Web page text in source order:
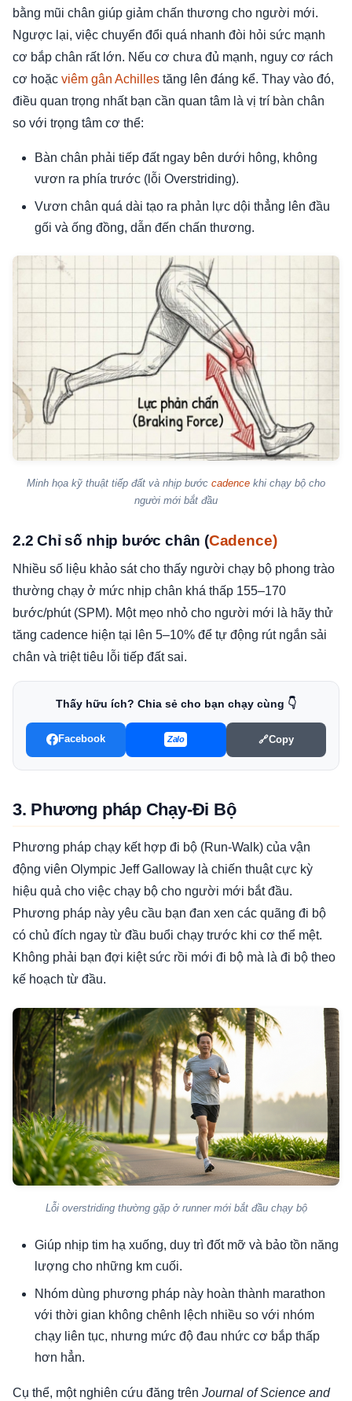
bằng mũi chân giúp giảm chấn thương cho người mới.
Ngược lại, việc chuyển đổi quá nhanh đòi hỏi sức mạnh
cơ bắp chân rất lớn. Nếu cơ chưa đủ mạnh, nguy cơ rách
cơ hoặc viêm gân Achilles tăng lên đáng kể. Thay vào đó,
điều quan trọng nhất bạn cần quan tâm là vị trí bàn chân
so với trọng tâm cơ thể:
Bàn chân phải tiếp đất ngay bên dưới hông, không
vươn ra phía trước (lỗi Overstriding).
Vươn chân quá dài tạo ra phản lực dội thẳng lên đầu
gối và ống đồng, dẫn đến chấn thương.
Minh họa kỹ thuật tiếp đất và nhịp bước cadence khi chạy bộ cho
người mới bắt đầu
2.2 Chỉ số nhịp bước chân (Cadence)
Nhiều số liệu khảo sát cho thấy người chạy bộ phong trào
thường chạy ở mức nhịp chân khá thấp 155–170
bước/phút (SPM). Một mẹo nhỏ cho người mới là hãy thử
tăng cadence hiện tại lên 5–10% để tự động rút ngắn sải
chân và triệt tiêu lỗi tiếp đất sai.
Thấy hữu ích? Chia sẻ cho bạn chạy cùng 👇
Facebook Zalo 🔗Copy
3. Phương pháp Chạy-Đi Bộ
Phương pháp chạy kết hợp đi bộ (Run-Walk) của vận
động viên Olympic Jeff Galloway là chiến thuật cực kỳ
hiệu quả cho việc chạy bộ cho người mới bắt đầu.
Phương pháp này yêu cầu bạn đan xen các quãng đi bộ
có chủ đích ngay từ đầu buổi chạy trước khi cơ thể mệt.
Không phải bạn đợi kiệt sức rồi mới đi bộ mà là đi bộ theo
kế hoạch từ đầu.
Lỗi overstriding thường gặp ở runner mới bắt đầu chạy bộ
Giúp nhịp tim hạ xuống, duy trì đốt mỡ và bảo tồn năng
lượng cho những km cuối.
Nhóm dùng phương pháp này hoàn thành marathon
với thời gian không chênh lệch nhiều so với nhóm
chạy liên tục, nhưng mức độ đau nhức cơ bắp thấp
hơn hẳn.
Cụ thể, một nghiên cứu đăng trên Journal of Science and